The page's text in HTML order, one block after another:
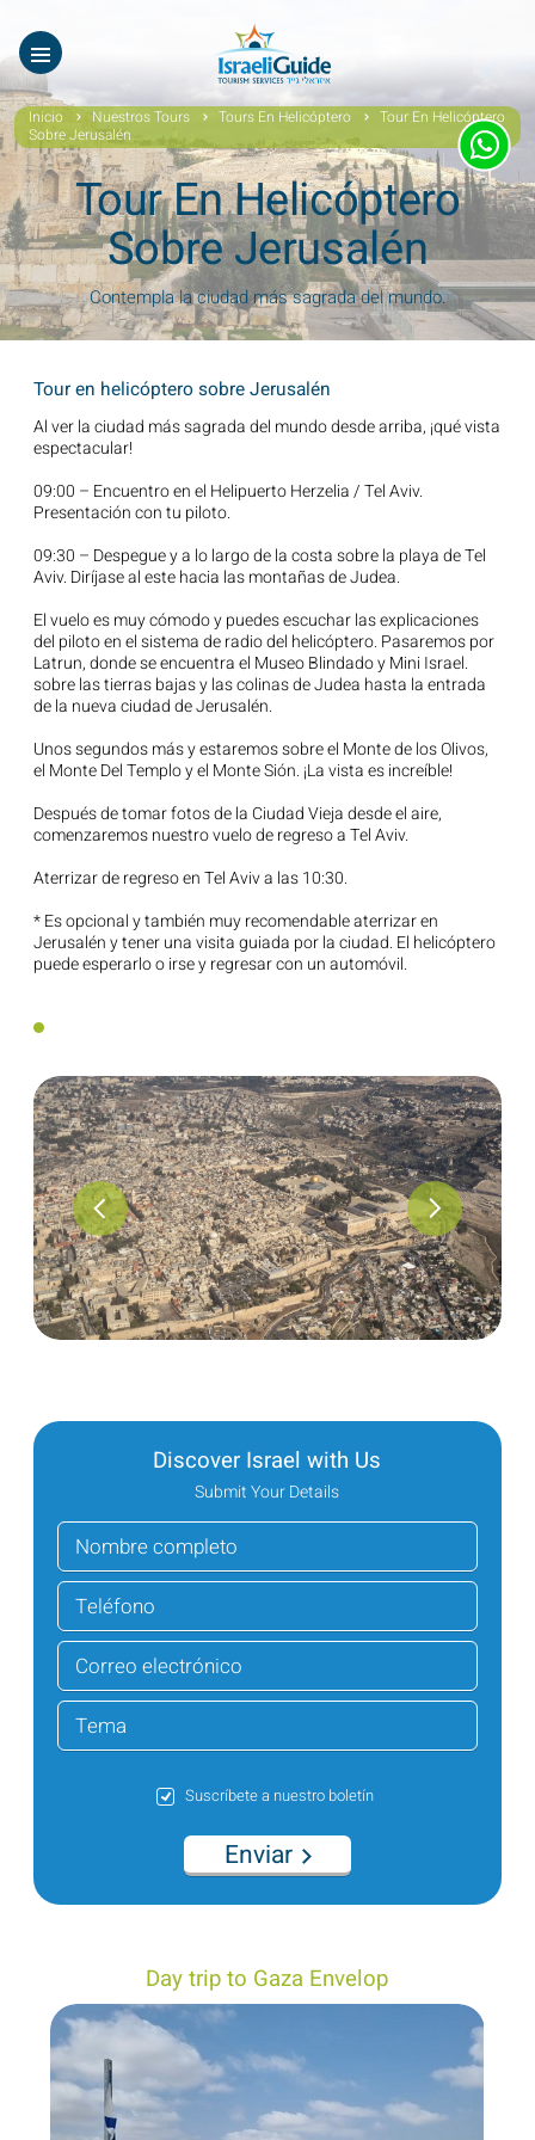
Inicio Nuestros Tours Tours En Helicóptero
Tour En Helicóptero
Sobre Jerusalén
Tour En Helicóptero
Sobre Jerusalén
Contempla la ciudad más sagrada del mundo.
Tour en helicóptero sobre Jerusalén
Al ver la ciudad más sagrada del mundo desde arriba, ¡qué vista
espectacular!
09:00 – Encuentro en el Helipuerto Herzelia / Tel Aviv.
Presentación con tu piloto.
09:30 – Despegue y a lo largo de la costa sobre la playa de Tel
Aviv. Diríjase al este hacia las montañas de Judea.
El vuelo es muy cómodo y puedes escuchar las explicaciones
del piloto en el sistema de radio del helicóptero. Pasaremos por
Latrun, donde se encuentra el Museo Blindado y Mini Israel.
sobre las tierras bajas y las colinas de Judea hasta la entrada
de la nueva ciudad de Jerusalén.
Unos segundos más y estaremos sobre el Monte de los Olivos,
el Monte Del Templo y el Monte Sión. ¡La vista es increíble!
Después de tomar fotos de la Ciudad Vieja desde el aire,
comenzaremos nuestro vuelo de regreso a Tel Aviv.
Aterrizar de regreso en Tel Aviv a las 10:30.
* Es opcional y también muy recomendable aterrizar en
Jerusalén y tener una visita guiada por la ciudad. El helicóptero
puede esperarlo o irse y regresar con un automóvil.
Discover Israel with Us
Submit Your Details
Suscríbete a nuestro boletín
Enviar
Day trip to Gaza Envelop
Nuestros Tours
Tours virtuales
Quiénes Somos
Testimonios
Galería
Videos De Israel
Noticias Covid19
Contáctanos
עב